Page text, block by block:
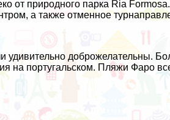
от природного парка Ria
а также отменное
удивительно доброжелательны.
на португальском. Пляжи Фаро